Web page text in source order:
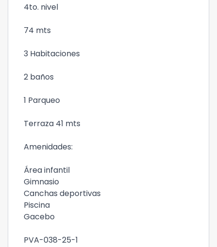
4to. nivel
74 mts
3 Habitaciones
2 baños
1 Parqueo
Terraza 41 mts
Amenidades:
Área infantil
Gimnasio
Canchas deportivas
Piscina
Gacebo
PVA-038-25-1